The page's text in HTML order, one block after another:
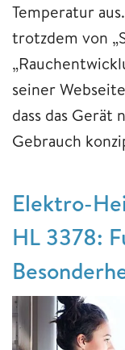
Temperatur
trotzdem von
seiner
dass das
Gebrauch
Elektro-
HL 3378: